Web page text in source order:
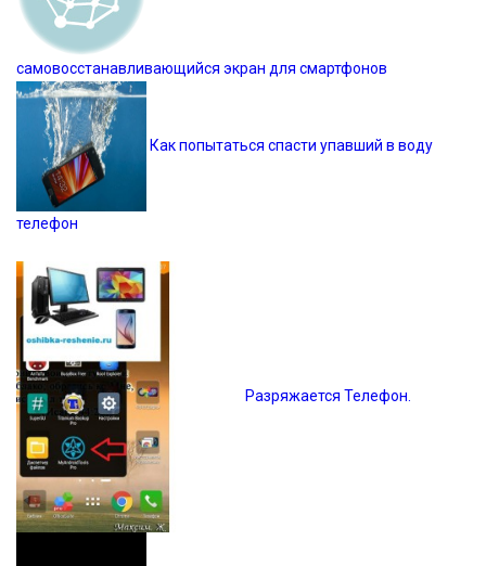
самовосстанавливающийся экран для смартфонов
Как попытаться спасти упавший в воду
телефон
Разряжается Телефон.